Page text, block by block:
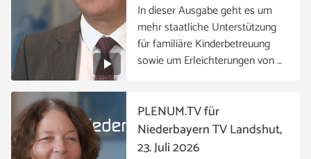
In dieser Ausgabe geht es um
mehr staatliche Unterstützung
für familiäre Kinderbetreuung
sowie um Erleichterungen von …
PLENUM.TV für
Niederbayern TV Landshut,
23. Juli 2026